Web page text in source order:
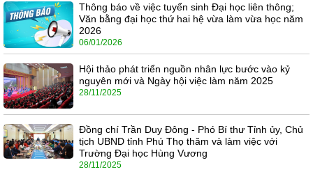
Thông báo về việc tuyển sinh Đại học liên thông;
Văn bằng đại học thứ hai hệ vừa làm vừa học năm
2026
06/01/2026
Hội thảo phát triển nguồn nhân lực bước vào kỷ
nguyên mới và Ngày hội việc làm năm 2025
28/11/2025
Đồng chí Trần Duy Đông - Phó Bí thư Tỉnh ủy, Chủ
tịch UBND tỉnh Phú Thọ thăm và làm việc với
Trường Đại học Hùng Vương
28/11/2025